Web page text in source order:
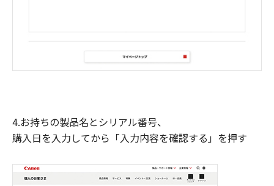
4.お持ちの製品名とシリアル番号、
購入日を入力してから「入力内容を確認する」を押す